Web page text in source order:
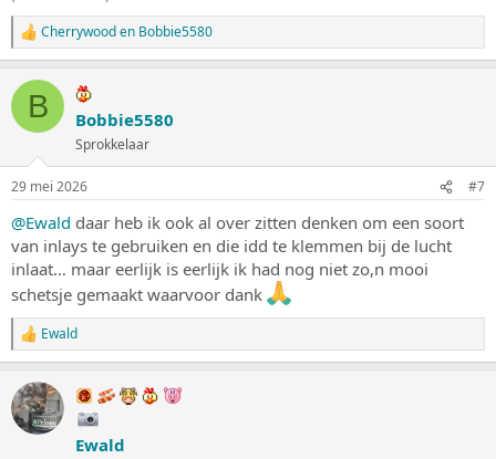
W
a
r
e
i
n
g
e
n
:
Cherrywooden Bobbie5580
B Bobbie5580
Sprokkelaar
29 mei 2026 #7
@Ewald daar heb ik ook al over zitten denken om een soort
van inlays te gebruiken en die idd te klemmen bij de lucht
inlaat… maar eerlijk is eerlijk ik had nog niet zo,n mooi
schetsje gemaakt waarvoor dank
W
a
r
d
e
Ewald
Ewald